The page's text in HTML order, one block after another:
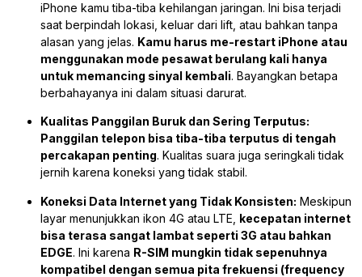
iPhone kamu tiba-tiba kehilangan jaringan. Ini bisa terjadi
saat berpindah lokasi, keluar dari lift, atau bahkan tanpa
alasan yang jelas. Kamu harus me-restart iPhone atau
menggunakan mode pesawat berulang kali hanya
untuk memancing sinyal kembali. Bayangkan betapa
berbahayanya ini dalam situasi darurat.
Kualitas Panggilan Buruk dan Sering Terputus:
Panggilan telepon bisa tiba-tiba terputus di tengah
percakapan penting. Kualitas suara juga seringkali tidak
jernih karena koneksi yang tidak stabil.
Koneksi Data Internet yang Tidak Konsisten: Meskipun
layar menunjukkan ikon 4G atau LTE, kecepatan internet
bisa terasa sangat lambat seperti 3G atau bahkan
EDGE. Ini karena R-SIM mungkin tidak sepenuhnya
kompatibel dengan semua pita frekuensi (frequency